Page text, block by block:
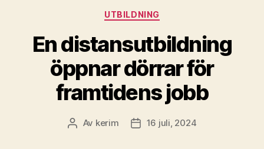
Kategorier
UTBILDNING
En distansutbildning
öppnar dörrar för
framtidens jobb
Inläggsförfattare
Av kerim Inläggsdatum
16 juli, 2024